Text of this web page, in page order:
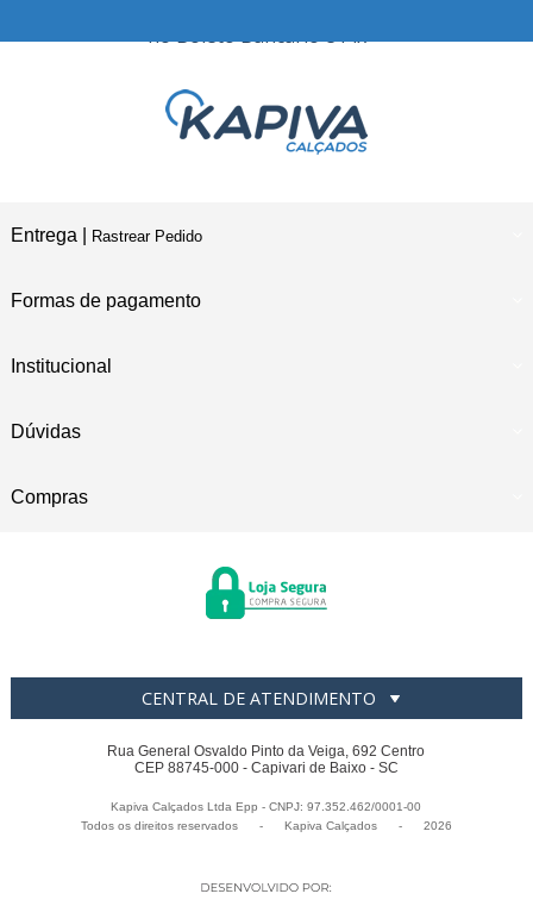
no Boleto Bancário e Pix
Entrega | Rastrear Pedido
Formas de pagamento
Institucional
Dúvidas
Compras
CENTRAL DE ATENDIMENTO
Rua General Osvaldo Pinto da Veiga, 692 Centro
CEP 88745-000 - Capivari de Baixo - SC
Kapiva Calçados Ltda Epp - CNPJ: 97.352.462/0001-00
Todos os direitos reservados
- Kapiva Calçados - 2026